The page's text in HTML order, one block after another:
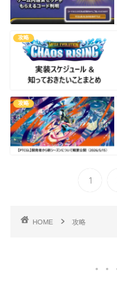
攻略
攻略
1
HOME 攻略